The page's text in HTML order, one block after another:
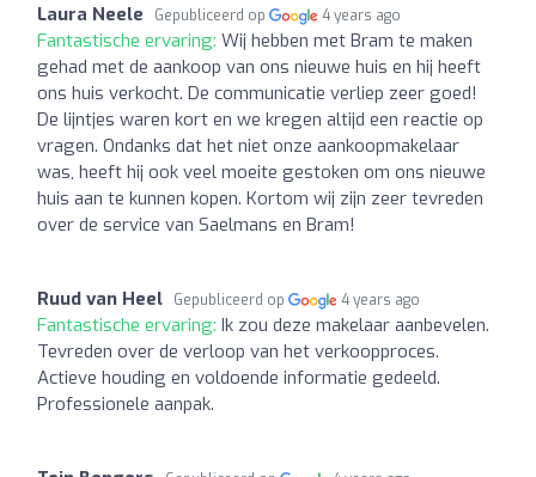
Laura Neele Gepubliceerd op 4 years ago
Fantastische ervaring: Wij hebben met Bram te maken
gehad met de aankoop van ons nieuwe huis en hij heeft
ons huis verkocht. De communicatie verliep zeer goed!
De lijntjes waren kort en we kregen altijd een reactie op
vragen. Ondanks dat het niet onze aankoopmakelaar
was, heeft hij ook veel moeite gestoken om ons nieuwe
huis aan te kunnen kopen. Kortom wij zijn zeer tevreden
over de service van Saelmans en Bram!
Ruud van Heel Gepubliceerd op 4 years ago
Fantastische ervaring: Ik zou deze makelaar aanbevelen.
Tevreden over de verloop van het verkoopproces.
Actieve houding en voldoende informatie gedeeld.
Professionele aanpak.